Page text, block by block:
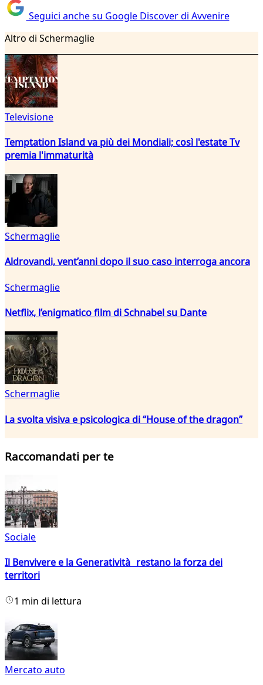
Seguici anche su Google Discover di Avvenire
Altro di Schermaglie
Televisione
Temptation Island va più dei Mondiali; così l'estate Tv
premia l'immaturità
Schermaglie
Aldrovandi, vent’anni dopo il suo caso interroga ancora
Schermaglie
Netflix, l’enigmatico film di Schnabel su Dante
Schermaglie
La svolta visiva e psicologica di “House of the dragon”
Raccomandati per te
Sociale
Il Benvivere e la Generatività restano la forza dei
territori
1 min di lettura
Mercato auto